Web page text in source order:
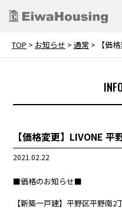
TOP > お知らせ > 通常 > 【価
【価格変更】LIVONE 平
2021.02.22
■価格のお知らせ■
【新築一戸建】平野区平野南